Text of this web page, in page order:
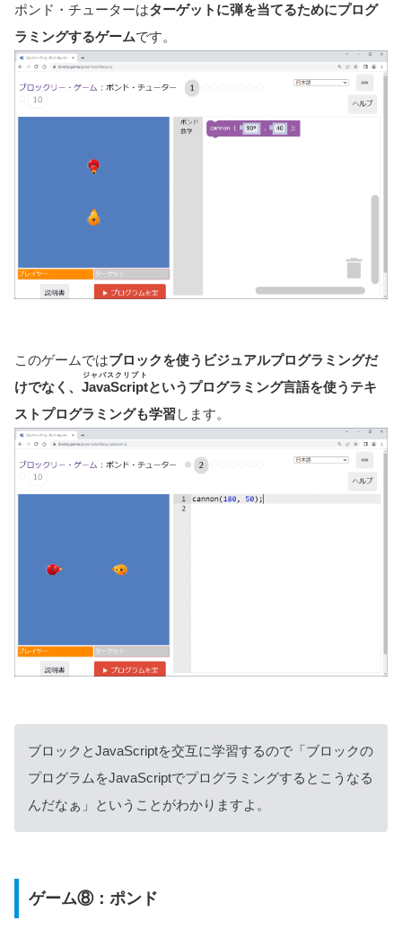
ポンド・チューターはターゲットに弾を当てるためにプログ
ラミングするゲームです。
このゲームではブロックを使うビジュアルプログラミングだ
けでなく、 JavaScript
ジャバスクリプト
というプログラミング言語を使うテキ
ストプログラミングも学習 します。
ブロックとJavaScriptを交互に学習するので「ブロックの
プログラムをJavaScriptでプログラミングするとこうなる
んだなぁ」ということがわかりますよ。
ゲーム⑧：ポンド